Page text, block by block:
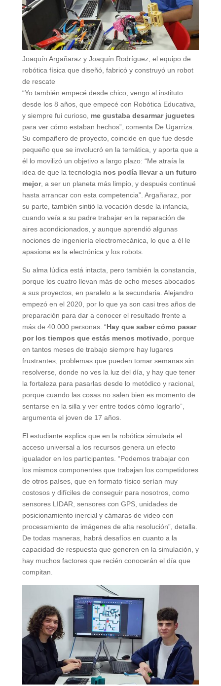
Joaquín Argañaraz y Joaquín Rodríguez, el equipo de
robótica física que diseñó, fabricó y construyó un robot
de rescate
“Yo también empecé desde chico, vengo al instituto
desde los 8 años, que empecé con Robótica Educativa,
y siempre fui curioso, me gustaba desarmar juguetes
para ver cómo estaban hechos”, comenta De Ugarriza.
Su compañero de proyecto, coincide en que fue desde
pequeño que se involucró en la temática, y aporta que a
él lo movilizó un objetivo a largo plazo: “Me atraía la
idea de que la tecnología nos podía llevar a un futuro
mejor, a ser un planeta más limpio, y después continué
hasta arrancar con esta competencia”. Argañaraz, por
su parte, también sintió la vocación desde la infancia,
cuando veía a su padre trabajar en la reparación de
aires acondicionados, y aunque aprendió algunas
nociones de ingeniería electromecánica, lo que a él le
apasiona es la electrónica y los robots.
Su alma lúdica está intacta, pero también la constancia,
porque los cuatro llevan más de ocho meses abocados
a sus proyectos, en paralelo a la secundaria. Alejandro
empezó en el 2020, por lo que ya son casi tres años de
preparación para dar a conocer el resultado frente a
más de 40.000 personas. “Hay que saber cómo pasar
por los tiempos que estás menos motivado, porque
en tantos meses de trabajo siempre hay lugares
frustrantes, problemas que pueden tomar semanas sin
resolverse, donde no ves la luz del día, y hay que tener
la fortaleza para pasarlas desde lo metódico y racional,
porque cuando las cosas no salen bien es momento de
sentarse en la silla y ver entre todos cómo lograrlo”,
argumenta el joven de 17 años.
El estudiante explica que en la robótica simulada el
acceso universal a los recursos genera un efecto
igualador en los participantes. “Podemos trabajar con
los mismos componentes que trabajan los competidores
de otros países, que en formato físico serían muy
costosos y difíciles de conseguir para nosotros, como
sensores LIDAR, sensores con GPS, unidades de
posicionamiento inercial y cámaras de video con
procesamiento de imágenes de alta resolución”, detalla.
De todas maneras, habrá desafíos en cuanto a la
capacidad de respuesta que generen en la simulación, y
hay muchos factores que recién conocerán el día que
compitan.